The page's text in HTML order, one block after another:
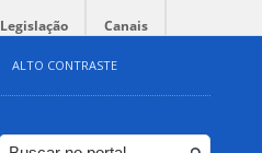
Legislação Canais
ALTO CONTRASTE